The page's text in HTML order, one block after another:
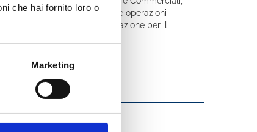
che hai fornito loro o
Marketing
dei titoli di Stato, sulle operazioni
sugli effetti della regolamentazione per il